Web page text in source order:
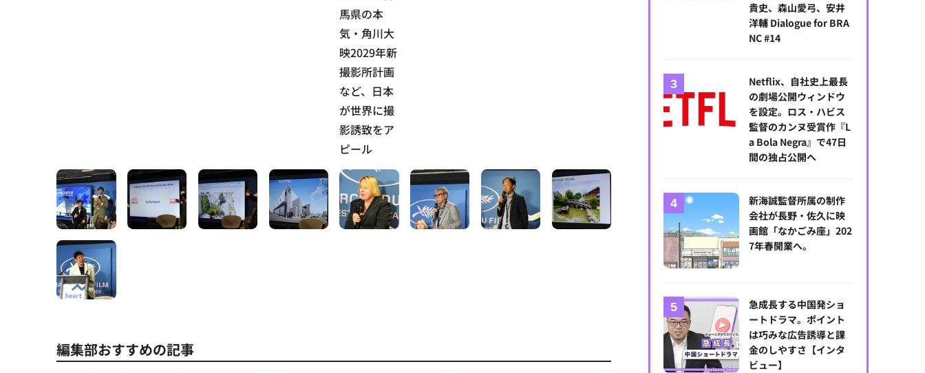
編集部おすすめの記事
貴史、森山愛弓、安井
洋輔 Dialogue for BRA
NC #14
Netflix、自社史上最長
の劇場公開ウィンドウ
を設定。ロス・ハビス
監督のカンヌ受賞作『L
a Bola Negra』で47日
間の独占公開へ
新海誠監督所属の制作
会社が長野・佐久に映
画館「なかごみ座」202
7年春開業へ。
急成長する中国発ショ
ートドラマ。ポイント
は巧みな広告誘導と課
金のしやすさ【インタ
ビュー】